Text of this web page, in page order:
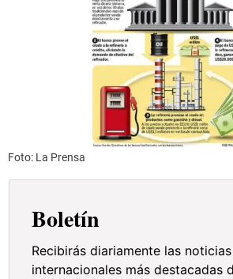
Foto: La Prensa
Boletín
Recibirás diariamente las
internacionales más destacadas